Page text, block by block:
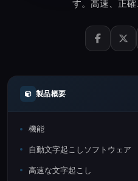
す。 高速 正確
製品概要
機能
自動文字起こしソフトウェア
高速な文字起こし